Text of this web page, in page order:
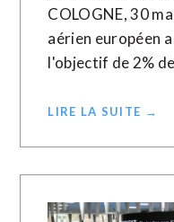
COLOGNE, 30
aérien européen
l'objectif de 2%
LIRE LA SUITE →